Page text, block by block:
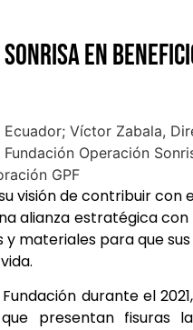
en
visión de contribuir con
alianza estratégica con
materiales para que
durante el
presentan fisuras